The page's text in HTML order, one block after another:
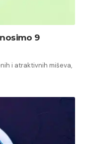
9
i atraktivnih miševa,